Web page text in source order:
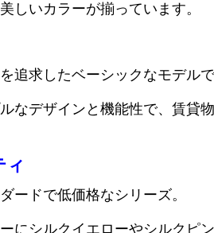
しいカラーが揃っています。
追求したベーシックなモデル
なデザインと機能性で、賃貸
ィ
ードで低価格なシリーズ。
にシルクイエローやシルクピ